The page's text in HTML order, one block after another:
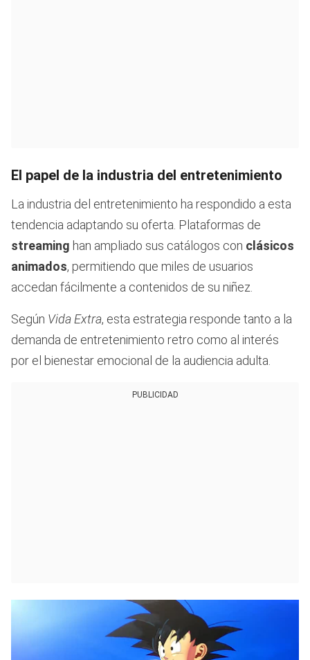
El papel de la industria del entretenimiento
La industria del entretenimiento ha respondido a esta
tendencia adaptando su oferta. Plataformas de
streaming han ampliado sus catálogos con clásicos
animados, permitiendo que miles de usuarios
accedan fácilmente a contenidos de su niñez.
Según Vida Extra, esta estrategia responde tanto a la
demanda de entretenimiento retro como al interés
por el bienestar emocional de la audiencia adulta.
PUBLICIDAD